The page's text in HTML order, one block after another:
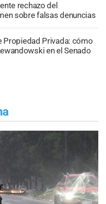
rechazo del
sobre falsas denuncias
Propiedad Privada: cómo
en el Senado